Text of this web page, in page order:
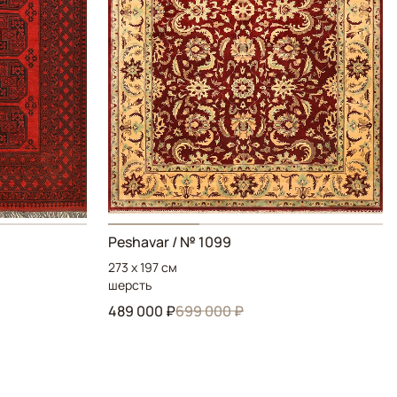
Peshavar / № 1099
273 x 197 см
шерсть
489 000 ₽699 000 ₽